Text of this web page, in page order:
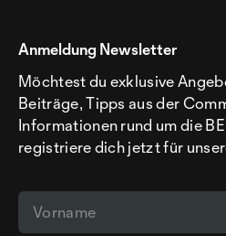
Anmeldung Newsletter
Möchtest du exklusive
Beiträge, Tipps aus der
Informationen rund um die
registriere dich jetzt für